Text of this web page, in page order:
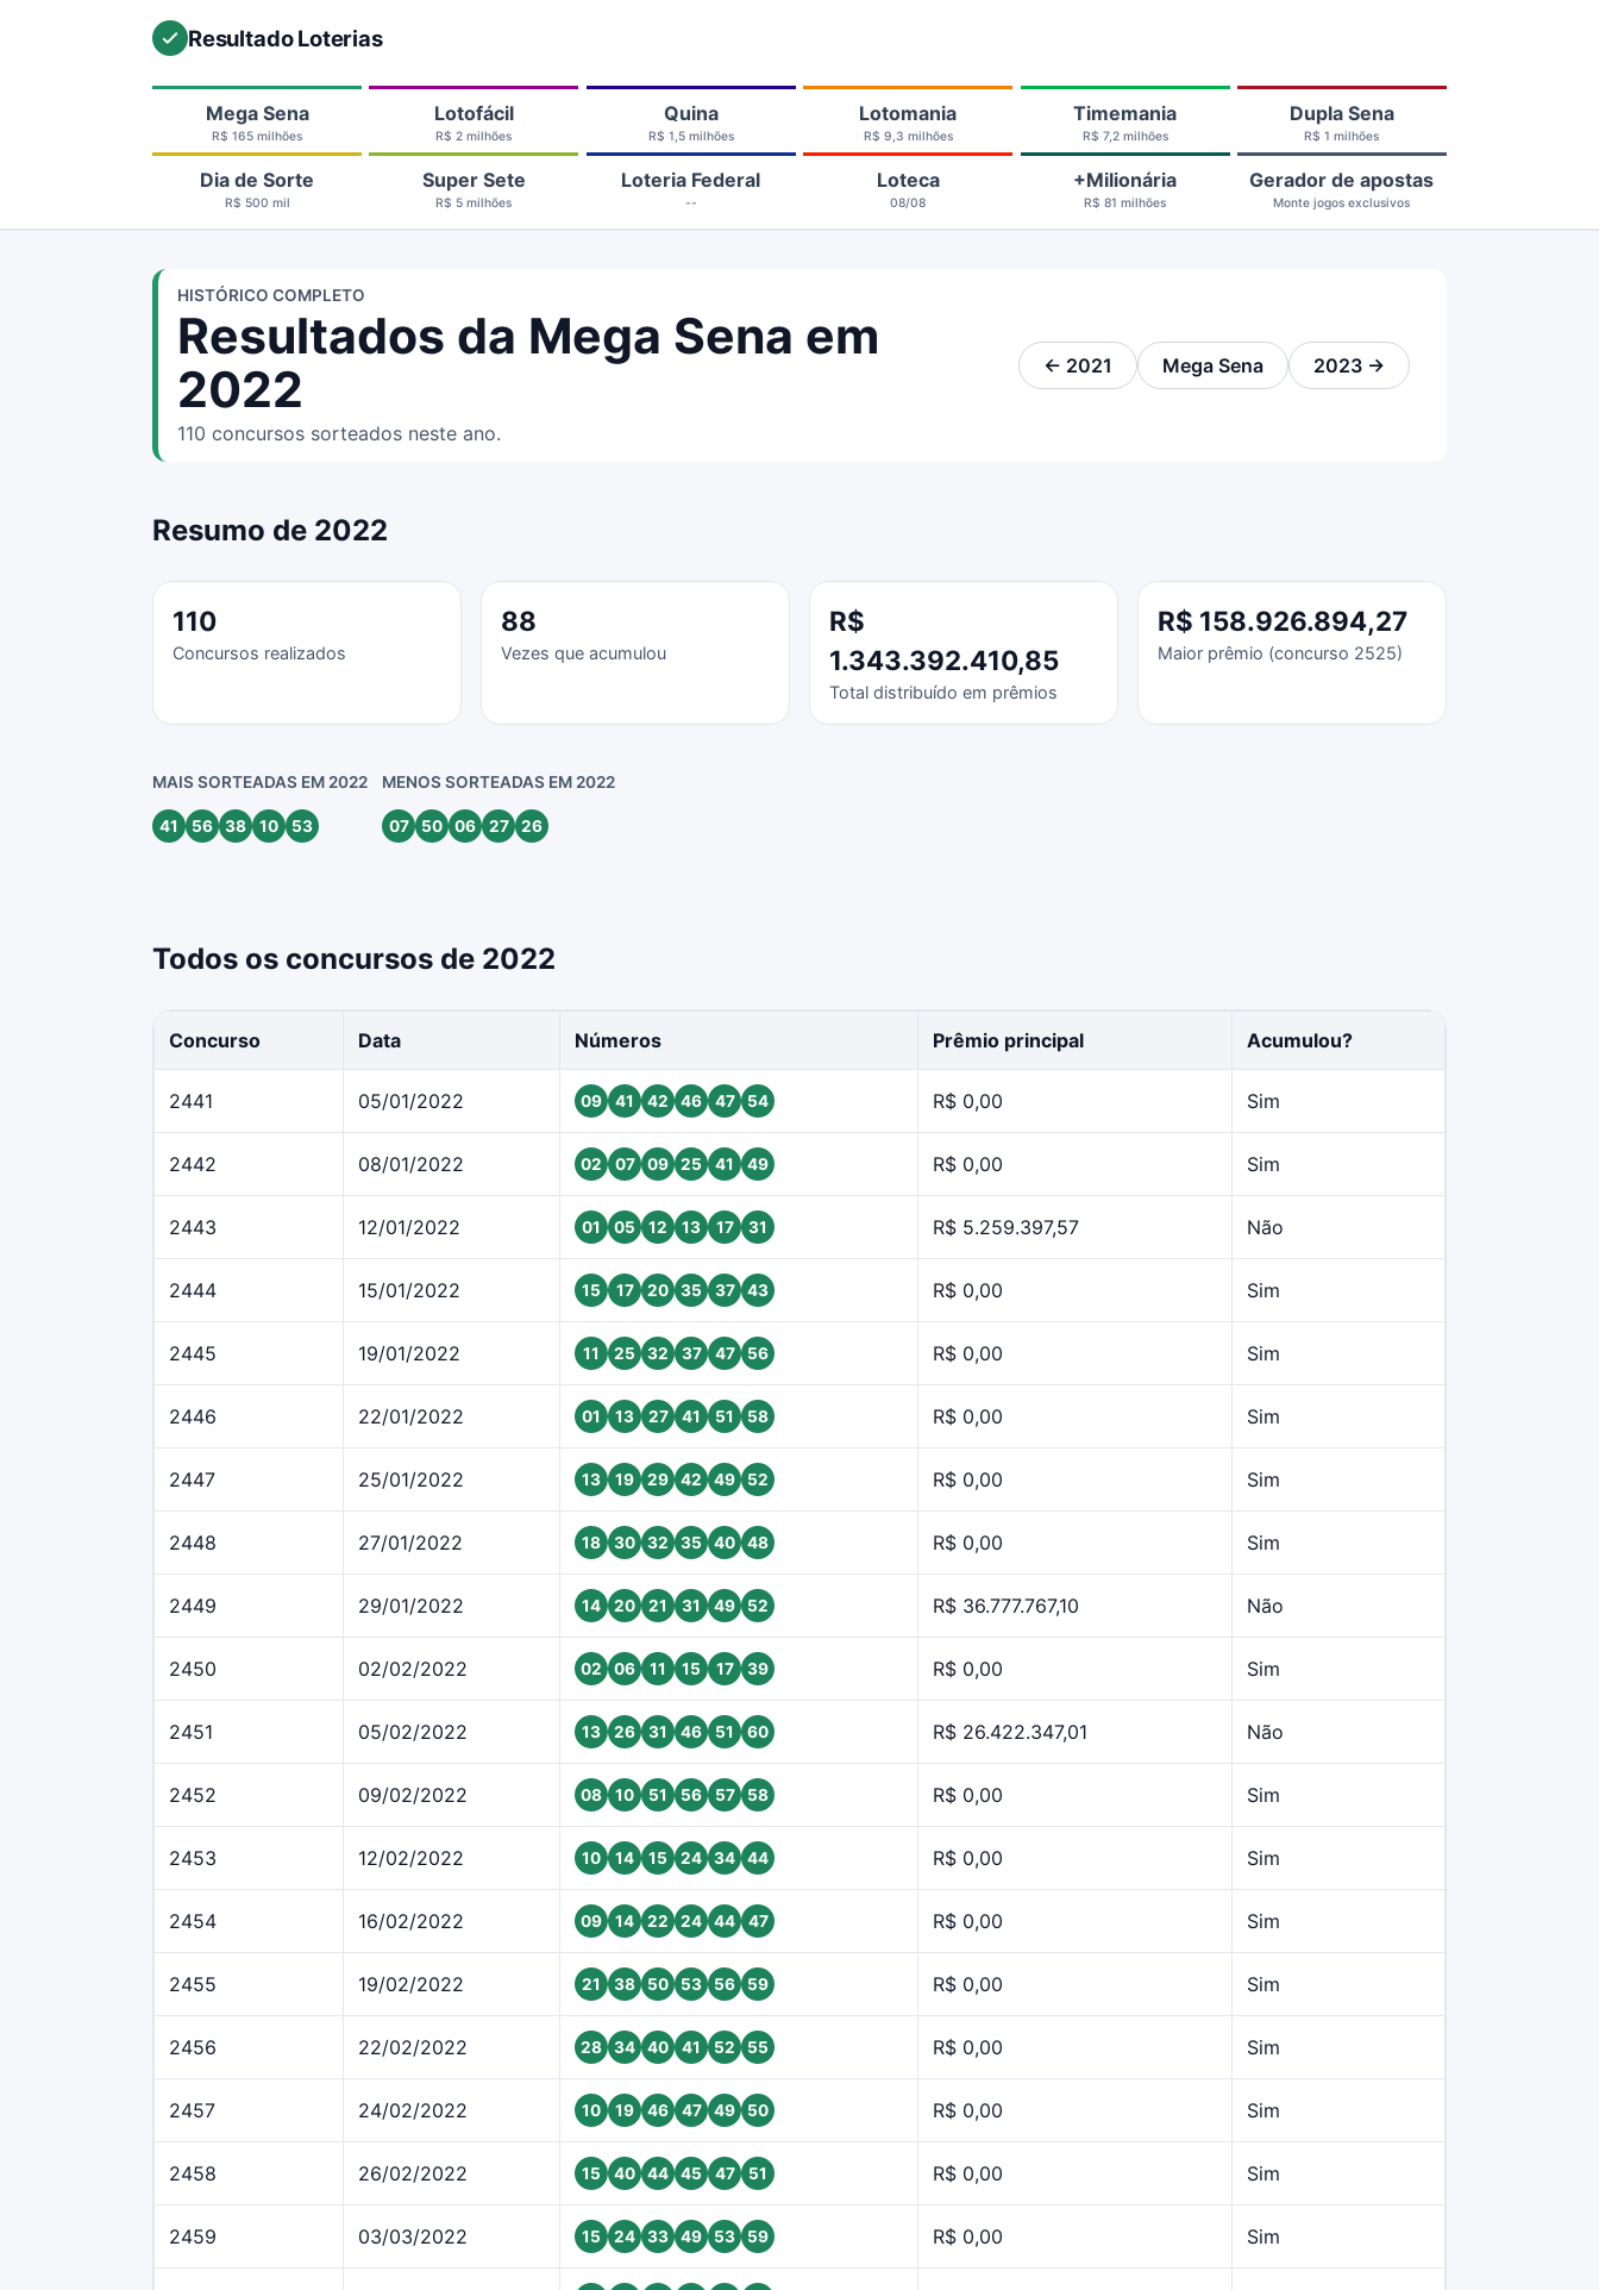
Resultado Loterias
Mega Sena
R$ 165 milhões
Lotofácil
R$ 2 milhões
Quina
R$ 1,5 milhões
Lotomania
R$ 9,3 milhões
Timemania
R$ 7,2 milhões
Dupla Sena
R$ 1 milhões
Dia de Sorte
R$ 500 mil
Super Sete
R$ 5 milhões
Loteria Federal
--
Loteca
08/08
+Milionária
R$ 81 milhões
Gerador de apostas
Monte jogos exclusivos
HISTÓRICO COMPLETO
Resultados da Mega Sena em
2022
110 concursos sorteados neste ano.
← 2021 Mega Sena 2023 →
Resumo de 2022
110
Concursos realizados
88
Vezes que acumulou
R$
1.343.392.410,85
Total distribuído em prêmios
R$ 158.926.894,27
Maior prêmio (concurso 2525)
MAIS SORTEADAS EM 2022
41 56 38 10 53
MENOS SORTEADAS EM 2022
07 50 06 27 26
Todos os concursos de 2022
Concurso Data Números Prêmio principal Acumulou?
2441 05/01/2022 09 41 42 46 47 54 R$ 0,00 Sim
2442 08/01/2022 02 07 09 25 41 49 R$ 0,00 Sim
2443 12/01/2022 01 05 12 13 17 31 R$ 5.259.397,57 Não
2444 15/01/2022 15 17 20 35 37 43 R$ 0,00 Sim
2445 19/01/2022 11 25 32 37 47 56 R$ 0,00 Sim
2446 22/01/2022 01 13 27 41 51 58 R$ 0,00 Sim
2447 25/01/2022 13 19 29 42 49 52 R$ 0,00 Sim
2448 27/01/2022 18 30 32 35 40 48 R$ 0,00 Sim
2449 29/01/2022 14 20 21 31 49 52 R$ 36.777.767,10 Não
2450 02/02/2022 02 06 11 15 17 39 R$ 0,00 Sim
2451 05/02/2022 13 26 31 46 51 60 R$ 26.422.347,01 Não
2452 09/02/2022 08 10 51 56 57 58 R$ 0,00 Sim
2453 12/02/2022 10 14 15 24 34 44 R$ 0,00 Sim
2454 16/02/2022 09 14 22 24 44 47 R$ 0,00 Sim
2455 19/02/2022 21 38 50 53 56 59 R$ 0,00 Sim
2456 22/02/2022 28 34 40 41 52 55 R$ 0,00 Sim
2457 24/02/2022 10 19 46 47 49 50 R$ 0,00 Sim
2458 26/02/2022 15 40 44 45 47 51 R$ 0,00 Sim
2459 03/03/2022 15 24 33 49 53 59 R$ 0,00 Sim